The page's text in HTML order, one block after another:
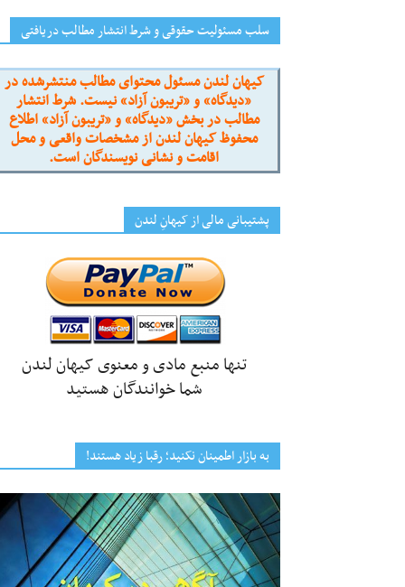
سلب مسئولیت حقوقی و شرط انتشار مطالب دریافتی
کیهان لندن مسئول محتوای مطالب منتشرشده در
«دیدگاه» و «تریبون آزاد» نیست. شرط انتشار
مطالب در بخش «دیدگاه» و «تریبون آزاد» اطلاع
محفوظ کیهان لندن از مشخصات واقعی و محل
اقامت و نشانی نویسندگان است.
پشتیبانی مالی از کیهانِ لندن
تنها منبع مادی و معنوی کیهان لندن
شما خوانندگان هستید
به بازار اطمینان نکنید؛ رقبا زیاد هستند!